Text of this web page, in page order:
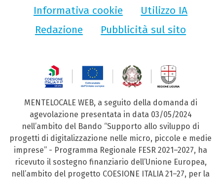
Informativa cookie
Utilizzo IA
Redazione
Pubblicità sul sito
MENTELOCALE WEB, a seguito della domanda di
agevolazione presentata in data 03/05/2024
nell’ambito del Bando “Supporto allo sviluppo di
progetti di digitalizzazione nelle micro, piccole e medie
imprese” - Programma Regionale FESR 2021–2027, ha
ricevuto il sostegno finanziario dell’Unione Europea,
nell’ambito del progetto COESIONE ITALIA 21–27, per la